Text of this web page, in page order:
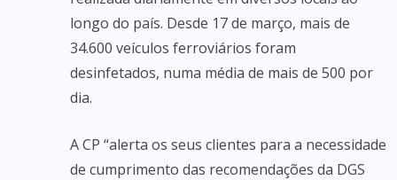
longo do país. Desde 17 de março, mais de
34.600 veículos ferroviários foram
desinfetados, numa média de mais de 500 por
dia.
A CP “alerta os seus clientes para a necessidade
de cumprimento das recomendações da DGS